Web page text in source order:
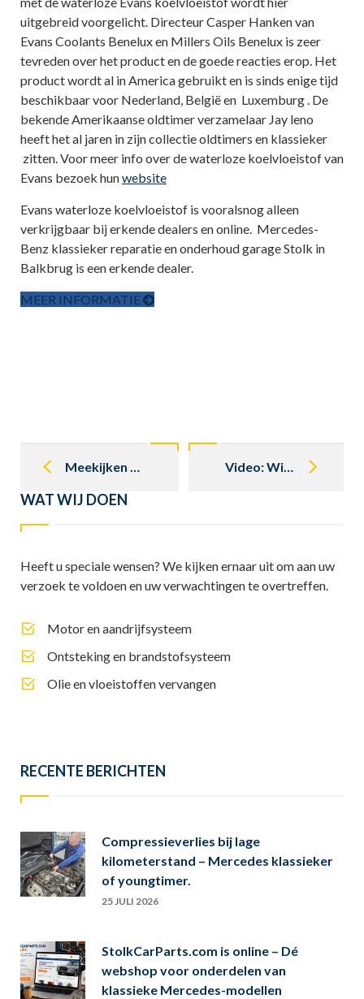
uitgebreid voorgelicht. Directeur Casper Hanken van
Evans Coolants Benelux en Millers Oils Benelux is zeer
tevreden over het product en de goede reacties erop. Het
product wordt al in America gebruikt en is sinds enige tijd
beschikbaar voor Nederland, België en Luxemburg . De
bekende Amerikaanse oldtimer verzamelaar Jay leno
heeft het al jaren in zijn collectie oldtimers en klassieker
zitten. Voor meer info over de waterloze koelvloeistof van
Evans bezoek hunwebsite
Evans waterloze koelvloeistof is vooralsnog alleen
verkrijgbaar bij erkende dealers en online. Mercedes-
Benz klassieker reparatie en onderhoud garage Stolk in
Balkbrug is een erkende dealer.
MEER INFORMATIE
navigation
Meekijken tijdens reparatie Video: Wielophanging Mercedes klassieker r 107
WAT WIJ DOEN
Heeft u speciale wensen? We kijken ernaar uit om aan uw
verzoek te voldoen en uw verwachtingen te overtreffen.
Motor en aandrijfsysteem
Ontsteking en brandstofsysteem
Olie en vloeistoffen vervangen
RECENTE BERICHTEN
Compressieverlies bij lage
kilometerstand – Mercedes klassieker
of youngtimer.
25 JULI 2026
StolkCarParts.com is online – Dé
webshop voor onderdelen van
klassieke Mercedes-modellen